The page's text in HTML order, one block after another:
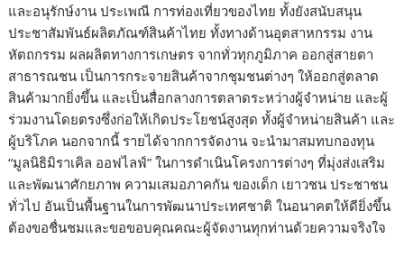
และอนุรักษ์งาน ประเพณี การท่องเที่ยวของไทย ทั้งยังสนับสนุน
ประชาสัมพันธ์ผลิตภัณฑ์สินค้าไทย ทั้งทางด้านอุตสาหกรรม งาน
หัตถกรรม ผลผลิตทางการเกษตร จากทั่วทุกภูมิภาค ออกสู่สายตา
สาธารณชน เป็นการกระจายสินค้าจากชุมชนต่างๆ ให้ออกสู่ตลาด
สินค้ามากยิ่งขึ้น และเป็นสื่อกลางการตลาดระหว่างผู้จำหน่าย และผู้
ร่วมงานโดยตรงซึ่งก่อให้เกิดประโยชน์สูงสุด ทั้งผู้จำหน่ายสินค้า และ
ผู้บริโภค นอกจากนี้ รายได้จากการจัดงาน จะนำมาสมทบกองทุน
“มูลนิธิมิราเคิล ออฟไลฟ์” ในการดำเนินโครงการต่างๆ ที่มุ่งส่งเสริม
และพัฒนาศักยภาพ ความเสมอภาคกัน ของเด็ก เยาวชน ประชาชน
ทั่วไป อันเป็นพื้นฐานในการพัฒนาประเทศชาติ ในอนาคตให้ดียิ่งขึ้น
ต้องขอชื่นชมและขอขอบคุณคณะผู้จัดงานทุกท่านด้วยความจริงใจ